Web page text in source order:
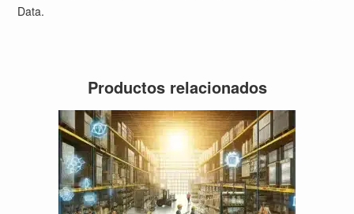
Data.
Productos relacionados